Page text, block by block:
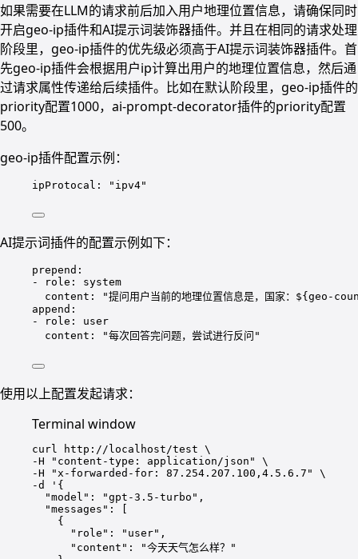
如果需要在LLM的请求前后加入用户地理位置信息，请确保同时
开启geo-ip插件和AI提示词装饰器插件。并且在相同的请求处理
阶段里，geo-ip插件的优先级必须高于AI提示词装饰器插件。首
先geo-ip插件会根据用户ip计算出用户的地理位置信息，然后通
过请求属性传递给后续插件。比如在默认阶段里，geo-ip插件的
priority配置1000，ai-prompt-decorator插件的priority配置
500。
geo-ip插件配置示例：
ipProtocal : " ipv4"
AI提示词插件的配置示例如下：
prepend :
-
role : system
content : "提问用户当前的地理位置信息是，国家：
append :
-
role : user
content : "每次回答完问题，尝试进行反问 "
使用以上配置发起请求：
Terminal window
curl http://localhost/test \
-H
" content-type: application/json "
\
-H
" x-forwarded-for: 87.254.207.100,4.5.6.7 "
\
-d
' {
"model": "gpt-3.5-turbo",
"messages": [
{
"role": "user",
"content": "今天天气怎么样？"